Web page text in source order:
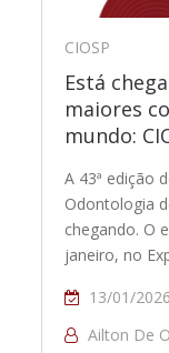
CIOSP
Está
maiores
mundo:
A 43ª edição
Odontologia
chegando. O
janeiro, no
13/01/2026
Ailton De